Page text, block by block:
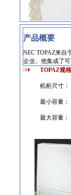
产品概要
NEC TOPAZ来自
企业。他集成了
TOPAZ规格
机柜尺寸：
最小容量：
最大容量：